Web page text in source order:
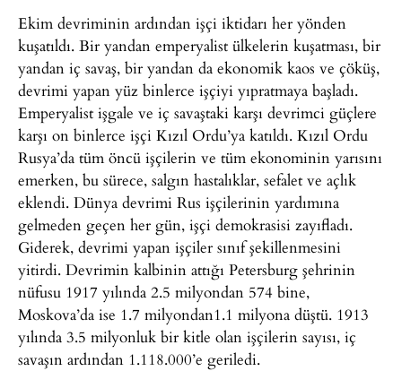
Ekim devriminin ardından işçi iktidarı her yönden
kuşatıldı. Bir yandan emperyalist ülkelerin kuşatması, bir
yandan iç savaş, bir yandan da ekonomik kaos ve çöküş,
devrimi yapan yüz binlerce işçiyi yıpratmaya başladı.
Emperyalist işgale ve iç savaştaki karşı devrimci güçlere
karşı on binlerce işçi Kızıl Ordu’ya katıldı. Kızıl Ordu
Rusya’da tüm öncü işçilerin ve tüm ekonominin yarısını
emerken, bu sürece, salgın hastalıklar, sefalet ve açlık
eklendi. Dünya devrimi Rus işçilerinin yardımına
gelmeden geçen her gün, işçi demokrasisi zayıfladı.
Giderek, devrimi yapan işçiler sınıf şekillenmesini
yitirdi. Devrimin kalbinin attığı Petersburg şehrinin
nüfusu 1917 yılında 2.5 milyondan 574 bine,
Moskova’da ise 1.7 milyondan1.1 milyona düştü. 1913
yılında 3.5 milyonluk bir kitle olan işçilerin sayısı, iç
savaşın ardından 1.118.000’e geriledi.